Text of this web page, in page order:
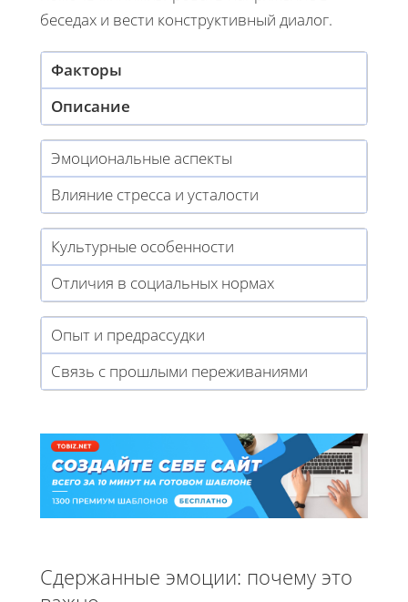
беседах и вести конструктивный диалог.
Факторы
Описание
Эмоциональные аспекты
Влияние стресса и усталости
Культурные особенности
Отличия в социальных нормах
Опыт и предрассудки
Связь с прошлыми переживаниями
Сдержанные эмоции: почему это